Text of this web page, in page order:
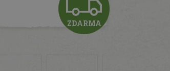
ZDARMA